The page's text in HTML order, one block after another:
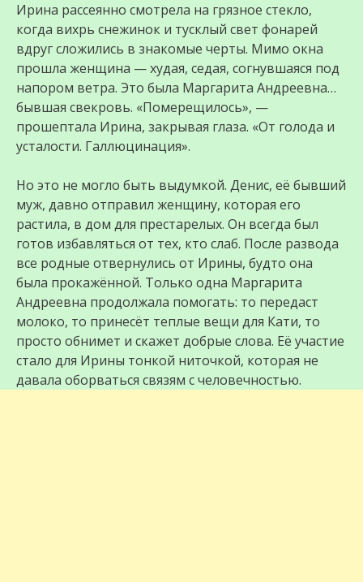
Ирина рассеянно смотрела на грязное стекло,
когда вихрь снежинок и тусклый свет фонарей
вдруг сложились в знакомые черты. Мимо окна
прошла женщина — худая, седая, согнувшаяся под
напором ветра. Это была Маргарита Андреевна…
бывшая свекровь. «Померещилось», —
прошептала Ирина, закрывая глаза. «От голода и
усталости. Галлюцинация».
Но это не могло быть выдумкой. Денис, её бывший
муж, давно отправил женщину, которая его
растила, в дом для престарелых. Он всегда был
готов избавляться от тех, кто слаб. После развода
все родные отвернулись от Ирины, будто она
была прокажённой. Только одна Маргарита
Андреевна продолжала помогать: то передаст
молоко, то принесёт теплые вещи для Кати, то
просто обнимет и скажет добрые слова. Её участие
стало для Ирины тонкой ниточкой, которая не
давала оборваться связям с человечностью.